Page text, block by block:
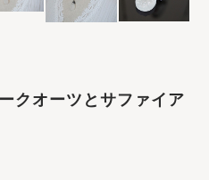
オーツとサファイア